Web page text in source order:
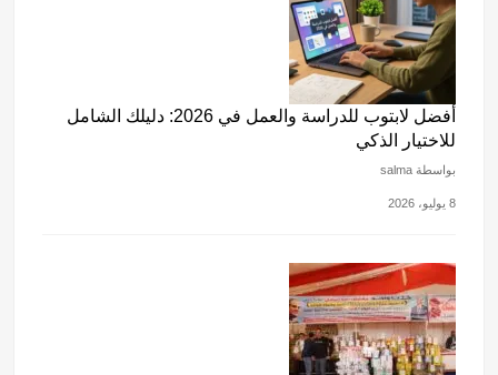
أفضل لابتوب للدراسة والعمل في 2026: دليلك الشامل
للاختيار الذكي
بواسطة salma
8 يوليو، 2026